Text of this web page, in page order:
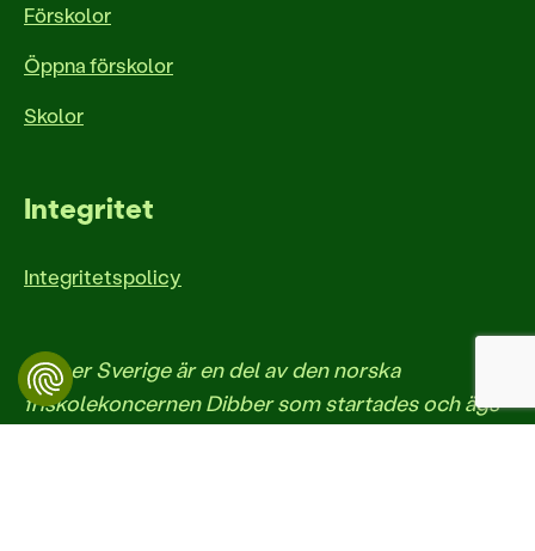
Förskolor
Öppna förskolor
Skolor
Integritet
Integritetspolicy
Dibber Sverige är en del av den norska
friskolekoncernen Dibber som startades och ägs